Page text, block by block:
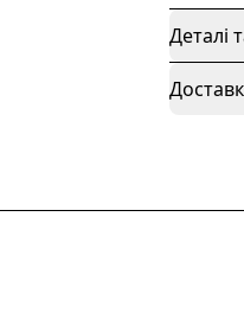
Деталі